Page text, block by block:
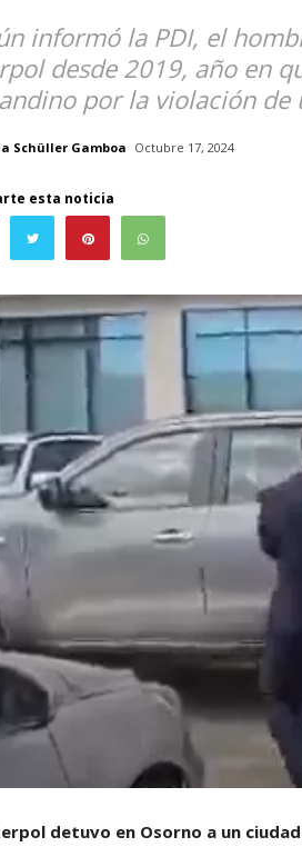
informó la PDI, el
desde 2019, año en
por la violación de
Schüller Gamboa Octubre 17, 2024
esta noticia
detuvo en Osorno a un